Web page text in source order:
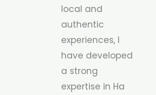
local and
authentic
experiences, I
have developed
a strong
expertise in Ha